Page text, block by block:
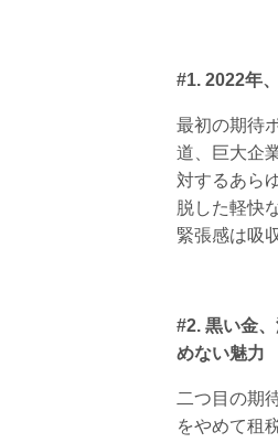
#1. 2022年
最初の期待
道、巨大企
対するあら
脱した軽快
緊張感は吸
#2. 黒い金
めない魅力
二つ目の期
をやめて租